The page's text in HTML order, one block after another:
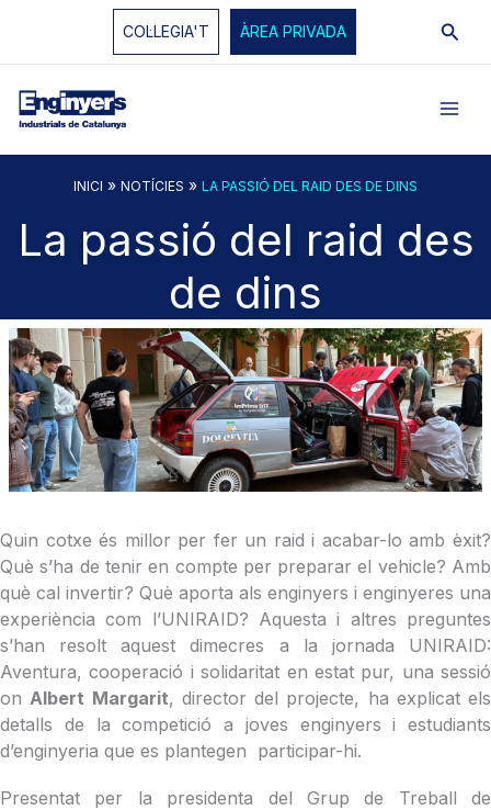
COL·LEGIA'T ÀREA PRIVADA
INICI » NOTÍCIES » LA PASSIÓ DEL RAID DES DE DINS
La passió del raid des
de dins
Quin cotxe és millor per fer un raid i acabar-lo amb èxit?
Què s’ha de tenir en compte per preparar el vehicle? Amb
què cal invertir? Què aporta als enginyers i enginyeres una
experiència com l’UNIRAID? Aquesta i altres preguntes
s’han resolt aquest dimecres a la jornada UNIRAID:
Aventura, cooperació i solidaritat en estat pur, una sessió
on Albert Margarit, director del projecte, ha explicat els
detalls de la competició a joves enginyers i estudiants
d’enginyeria que es plantegen participar-hi.
Presentat per la presidenta del Grup de Treball de